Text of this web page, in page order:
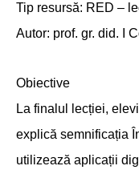
Tip resursă: RED –
Autor: prof. gr. did. I
Obiective
La finalul lecției,
explică semnificația
utilizează aplicații